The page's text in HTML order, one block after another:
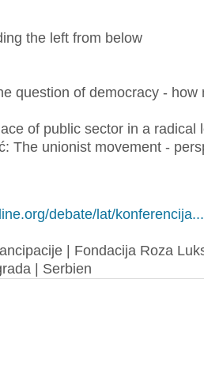
the left from below
question of democracy - how
of public sector in a radical
The unionist movement -
debate/lat/konferencija...
| Fondacija Roza
| Serbien